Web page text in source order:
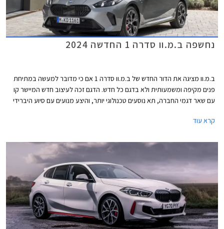
נחשפה ב.מ.וו סדרה 1 החדשה 2024
ב.מ.וו מציגה את הדור החדש של ב.מ.וו סדרה 1 אם כי מדובר למעשה במתיחת
פנים מקיפה ומשמעותית ולא בדגם כל חדש. הדגם זכה לעיצוב חדש המיישר קו
עם שאר דגמי החברה, תא נוסעים טכנולוגי יותר, והיצע מנועים עם סיוע היברידי
כעת בלעדית לדגמים החשמליים של החברה.
קרא עוד